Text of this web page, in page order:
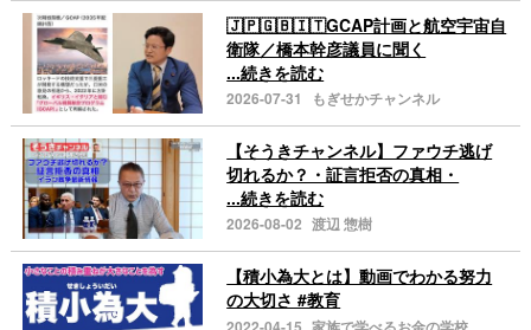
🇯🇵🇬🇧🇮🇹GCAP計画と航空宇宙自
衛隊／橋本幹彦議員に聞く
...続きを読む
2026-07-31 もぎせかチャンネル
【そうきチャンネル】ファウチ逃げ
切れるか？・証言拒否の真相・
...続きを読む
2026-08-02 渡辺 惣樹
【積小為大とは】動画でわかる努力
の大切さ #教育